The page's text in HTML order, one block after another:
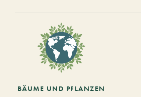
BÄUME UND PFLANZEN